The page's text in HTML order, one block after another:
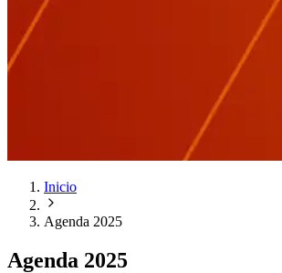
Inicio
Agenda 2025
Agenda 2025